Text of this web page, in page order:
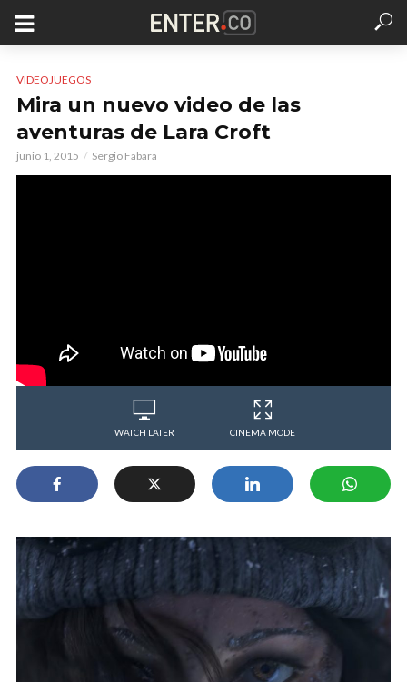
VIDEOJUEGOS
Mira un nuevo video de las
aventuras de Lara Croft
junio 1, 2015 Sergio Fabara
WATCH LATER CINEMA MODE